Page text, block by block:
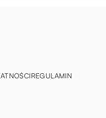
REGULAMIN